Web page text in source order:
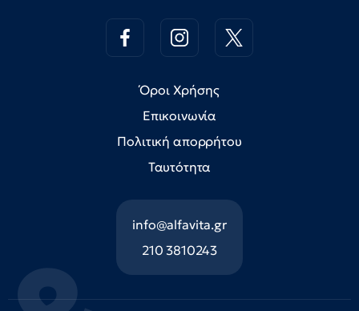
Όροι Χρήσης
Επικοινωνία
Πολιτική απορρήτου
Ταυτότητα
info@alfavita.gr
210 3810243